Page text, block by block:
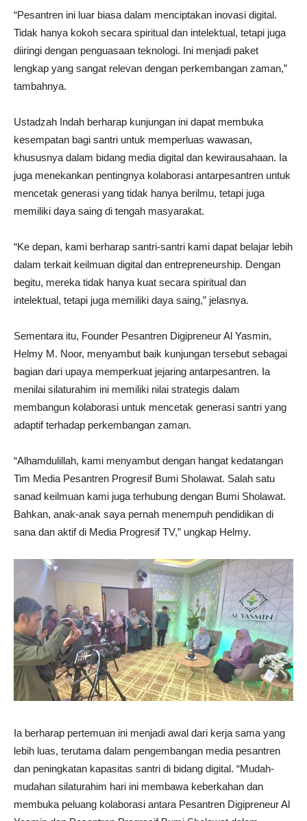
“Pesantren ini luar biasa dalam menciptakan inovasi digital.
Tidak hanya kokoh secara spiritual dan intelektual, tetapi juga
diiringi dengan penguasaan teknologi. Ini menjadi paket
lengkap yang sangat relevan dengan perkembangan zaman,”
tambahnya.
Ustadzah Indah berharap kunjungan ini dapat membuka
kesempatan bagi santri untuk memperluas wawasan,
khususnya dalam bidang media digital dan kewirausahaan. Ia
juga menekankan pentingnya kolaborasi antarpesantren untuk
mencetak generasi yang tidak hanya berilmu, tetapi juga
memiliki daya saing di tengah masyarakat.
“Ke depan, kami berharap santri-santri kami dapat belajar lebih
dalam terkait keilmuan digital dan entrepreneurship. Dengan
begitu, mereka tidak hanya kuat secara spiritual dan
intelektual, tetapi juga memiliki daya saing,” jelasnya.
Sementara itu, Founder Pesantren Digipreneur Al Yasmin,
Helmy M. Noor, menyambut baik kunjungan tersebut sebagai
bagian dari upaya memperkuat jejaring antarpesantren. Ia
menilai silaturahim ini memiliki nilai strategis dalam
membangun kolaborasi untuk mencetak generasi santri yang
adaptif terhadap perkembangan zaman.
“Alhamdulillah, kami menyambut dengan hangat kedatangan
Tim Media Pesantren Progresif Bumi Sholawat. Salah satu
sanad keilmuan kami juga terhubung dengan Bumi Sholawat.
Bahkan, anak-anak saya pernah menempuh pendidikan di
sana dan aktif di Media Progresif TV,” ungkap Helmy.
Ia berharap pertemuan ini menjadi awal dari kerja sama yang
lebih luas, terutama dalam pengembangan media pesantren
dan peningkatan kapasitas santri di bidang digital. “Mudah-
mudahan silaturahim hari ini membawa keberkahan dan
membuka peluang kolaborasi antara Pesantren Digipreneur Al